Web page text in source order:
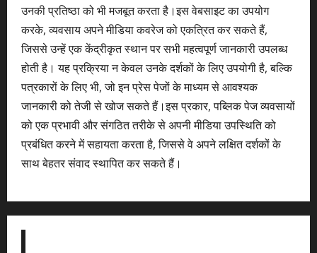
उनकी प्रतिष्ठा को भी मजबूत करता है।इस वेबसाइट का उपयोग
करके, व्यवसाय अपने मीडिया कवरेज को एकत्रित कर सकते हैं,
जिससे उन्हें एक केंद्रीकृत स्थान पर सभी महत्वपूर्ण जानकारी उपलब्ध
होती है। यह प्रक्रिया न केवल उनके दर्शकों के लिए उपयोगी है, बल्कि
पत्रकारों के लिए भी, जो इन प्रेस पेजों के माध्यम से आवश्यक
जानकारी को तेजी से खोज सकते हैं।इस प्रकार, पब्लिक पेज व्यवसायों
को एक प्रभावी और संगठित तरीके से अपनी मीडिया उपस्थिति को
प्रबंधित करने में सहायता करता है, जिससे वे अपने लक्षित दर्शकों के
साथ बेहतर संवाद स्थापित कर सकते हैं।